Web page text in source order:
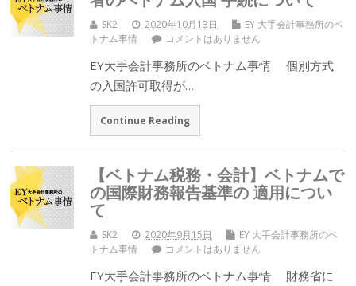
SK2 2020年10月13日
EY 大手会計事務所のベ
トナム事情
コメントはありません
EY大手会計事務所のベトナム事情 個別方式
の入国許可取得が…
Continue Reading
【ベトナム税務・会計】ベトナムで
の国際財務報告基準の 適用につい
て
SK2 2020年9月15日
EY 大手会計事務所のベ
トナム事情
コメントはありません
EY大手会計事務所のベトナム事情 財務省に